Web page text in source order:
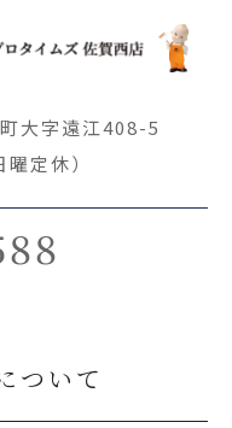
大字遠江408-5
定休）
ついて